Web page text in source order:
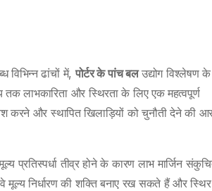
विभिन्न ढांचों में,पोर्टर के पांच बलउद्योग विश्लेषण
लाभकारिता और स्थिरता के लिए एक महत्वपूर्ण
करने और स्थापित खिलाड़ियों को चुनौती देने की
प्रतिस्पर्धा तीव्र होने के कारण लाभ मार्जिन
मूल्य निर्धारण की शक्ति बनाए रख सकते हैं और स्थिर